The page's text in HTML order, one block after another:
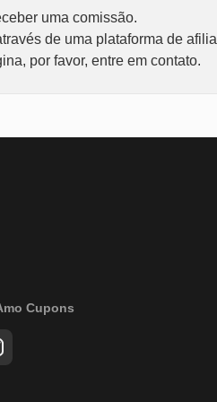
uma comissão.
de uma plataforma de
por favor, entre em contato.
Cupons